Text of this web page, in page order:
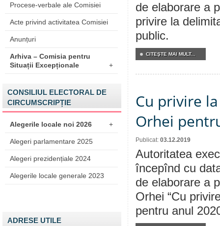
Procese-verbale ale Comisiei
Acte privind activitatea Comisiei
Anunțuri
Arhiva – Comisia pentru
Situații Excepționale
+
CONSILIUL ELECTORAL DE
CIRCUMSCRIPȚIE
Alegerile locale noi 2026 +
Alegeri parlamentare 2025
Alegeri prezidențiale 2024
Alegerile locale generale 2023
ADRESE UTILE
de elaborare a
privire la
public.
CITEŞTE MAI MULT...
Cu privire
Orhei
Publicat: 03.12.2019
Autoritatea
începînd cu
de elaborare a
Orhei “Cu
pentru anul